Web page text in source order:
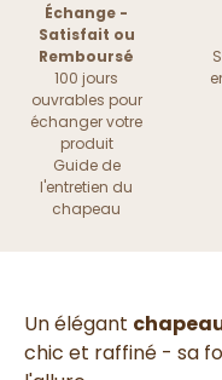
Échange -
Satisfait ou
Remboursé
100 jours
ouvrables pour
échanger votre
produit
Guide de
l'entretien du
chapeau
Un élégant
chic et raffiné - sa